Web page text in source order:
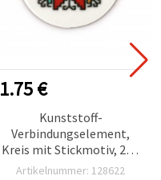
1.75 €
Kunststoff-
Verbindungselement,
Kreis mit Stickmotiv, 29 x
26 x 2 mm, Loch: 2 mm –
Artikelnummer: 128622